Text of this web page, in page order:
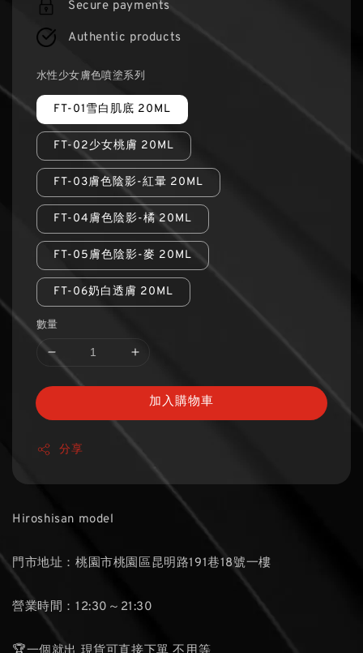
Secure payments
Authentic products
水性少女膚色噴塗系列
FT-01雪白肌底 20ML
FT-02少女桃膚 20ML
FT-03膚色陰影-紅暈 20ML
FT-04膚色陰影-橘 20ML
FT-05膚色陰影-麥 20ML
FT-06奶白透膚 20ML
數量
加入購物車
分享
Hiroshisan model
門市地址：桃園市桃園區昆明路191巷18號一樓
營業時間：12:30～21:30